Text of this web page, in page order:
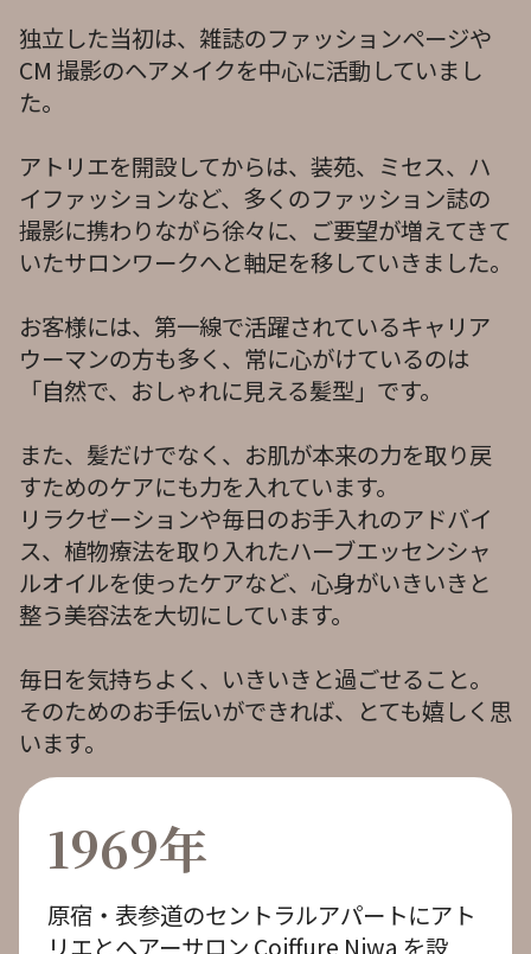
独立した当初は、雑誌のファッションページや
CM 撮影のヘアメイクを中心に活動していまし
た。
アトリエを開設してからは、装苑、ミセス、ハ
イファッションなど、多くのファッション誌の
撮影に携わりながら徐々に、ご要望が増えてきて
いたサロンワークへと軸足を移していきました。
お客様には、第一線で活躍されているキャリア
ウーマンの方も多く、常に心がけているのは
「自然で、おしゃれに見える髪型」です。
また、髪だけでなく、お肌が本来の力を取り戻
すためのケアにも力を入れています。
リラクゼーションや毎日のお手入れのアドバイ
ス、植物療法を取り入れたハーブエッセンシャ
ルオイルを使ったケアなど、心身がいきいきと
整う美容法を大切にしています。
毎日を気持ちよく、いきいきと過ごせること。
そのためのお手伝いができれば、とても嬉しく思
います。
1969年
原宿・表参道のセントラルアパートにアト
リエとヘアーサロン Coiffure Niwa を設